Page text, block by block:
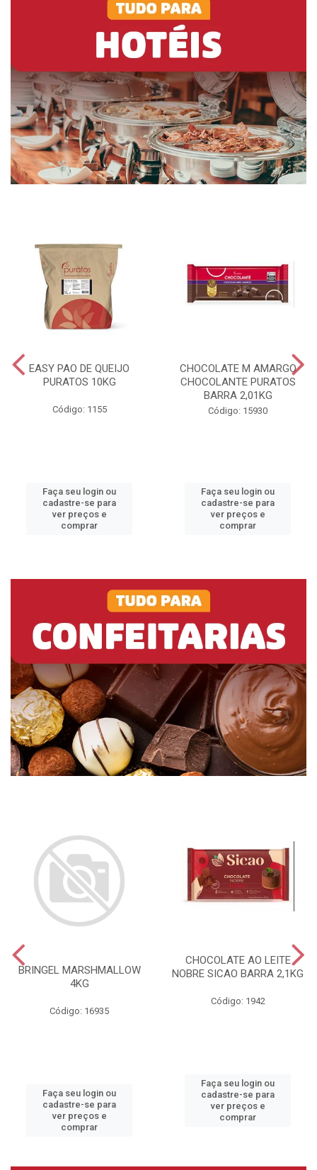
EASY PAO DE QUEIJO
PURATOS 10KG
Código: 1155
Faça seu login ou
cadastre-se para
ver preços e
comprar
CHOCOLATE M AMARGO
CHOCOLANTE PURATOS
BARRA 2,01KG
Código: 15930
Faça seu login ou
cadastre-se para
ver preços e
comprar
BRINGEL MARSHMALLOW
4KG
Código: 16935
Faça seu login ou
cadastre-se para
ver preços e
comprar
CHOCOLATE AO LEITE
NOBRE SICAO BARRA 2,1KG
Código: 1942
Faça seu login ou
cadastre-se para
ver preços e
comprar